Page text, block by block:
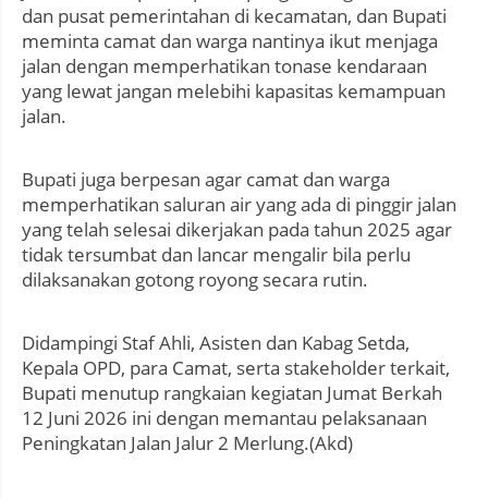
dan pusat pemerintahan di kecamatan, dan Bupati
meminta camat dan warga nantinya ikut menjaga
jalan dengan memperhatikan tonase kendaraan
yang lewat jangan melebihi kapasitas kemampuan
jalan.
Bupati juga berpesan agar camat dan warga
memperhatikan saluran air yang ada di pinggir jalan
yang telah selesai dikerjakan pada tahun 2025 agar
tidak tersumbat dan lancar mengalir bila perlu
dilaksanakan gotong royong secara rutin.
Didampingi Staf Ahli, Asisten dan Kabag Setda,
Kepala OPD, para Camat, serta stakeholder terkait,
Bupati menutup rangkaian kegiatan Jumat Berkah
12 Juni 2026 ini dengan memantau pelaksanaan
Peningkatan Jalan Jalur 2 Merlung.(Akd)